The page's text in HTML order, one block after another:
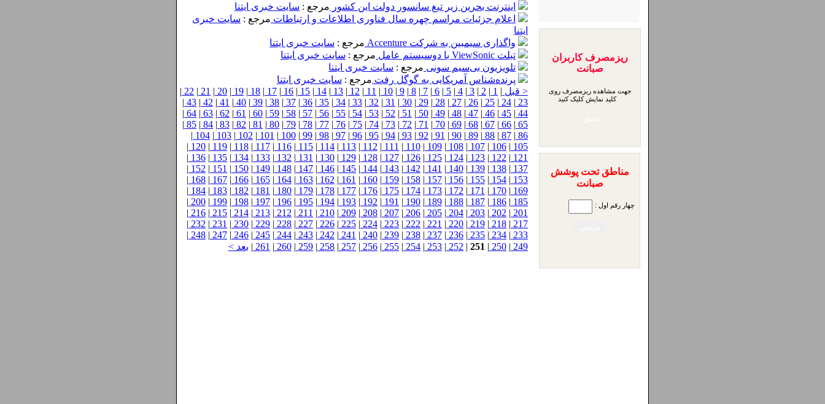
اینترنت بحرین زیر تیغ سانسور دولت این کشور مرجع : سایت خبری ایتنا
اعلام جزئیات مراسم چهره سال فناوری اطلاعات و ارتباطات مرجع : سایت خبری
ایتنا
واگذاری سیمبین به شرکت Accenture
مرجع : سایت خبری ایتنا
تبلت ViewSonic با دوسیستم عامل
مرجع : سایت خبری ایتنا
تلویزیون بی‌سیم سونی مرجع : سایت خبری ایتنا
پرنده‌شناس آمریکایی به گوگل رفت مرجع : سایت خبری ایتنا
< قبل |
1
|
2
|
3
|
4
|
5
|
6
|
7
|
8
|
9
|
10
|
11
|
12
|
13
|
14
|
15
|
16
|
17
|
18
|
19
|
20
|
21
|
22
|
23
|
24
|
25
|
26
|
27
|
28
|
29
|
30
|
31
|
32
|
33
|
34
|
35
|
36
|
37
|
38
|
39
|
40
|
41
|
42
|
43
|
44
|
45
|
46
|
47
|
48
|
49
|
50
|
51
|
52
|
53
|
54
|
55
|
56
|
57
|
58
|
59
|
60
|
61
|
62
|
63
|
64
|
65
|
66
|
67
|
68
|
69
|
70
|
71
|
72
|
73
|
74
|
75
|
76
|
77
|
78
|
79
|
80
|
81
|
82
|
83
|
84
|
85
|
86
|
87
|
88
|
89
|
90
|
91
|
92
|
93
|
94
|
95
|
96
|
97
|
98
|
99
|
100
|
101
|
102
|
103
|
104
|
105
|
106
|
107
|
108
|
109
|
110
|
111
|
112
|
113
|
114
|
115
|
116
|
117
|
118
|
119
|
120
|
121
|
122
|
123
|
124
|
125
|
126
|
127
|
128
|
129
|
130
|
131
|
132
|
133
|
134
|
135
|
136
|
137
|
138
|
139
|
140
|
141
|
142
|
143
|
144
|
145
|
146
|
147
|
148
|
149
|
150
|
151
|
152
|
153
|
154
|
155
|
156
|
157
|
158
|
159
|
160
|
161
|
162
|
163
|
164
|
165
|
166
|
167
|
168
|
169
|
170
|
171
|
172
|
173
|
174
|
175
|
176
|
177
|
178
|
179
|
180
|
181
|
182
|
183
|
184
|
185
|
186
|
187
|
188
|
189
|
190
|
191
|
192
|
193
|
194
|
195
|
196
|
197
|
198
|
199
|
200
|
201
|
202
|
203
|
204
|
205
|
206
|
207
|
208
|
209
|
210
|
211
|
212
|
213
|
214
|
215
|
216
|
217
|
218
|
219
|
220
|
221
|
222
|
223
|
224
|
225
|
226
|
227
|
228
|
229
|
230
|
231
|
232
|
233
|
234
|
235
|
236
|
237
|
238
|
239
|
240
|
241
|
242
|
243
|
244
|
245
|
246
|
247
|
248
|
249
|
250
|
251
|
252
|
253
|
254
|
255
|
256
|
257
|
258
|
259
|
260
|
261
| بعد >
ریزمصرف کاربران
صبانت
جهت مشاهده ریزمصرف روی
کلید نمایش کلیک کنید
مناطق تحت پوشش
صبانت
چهار رقم اول :